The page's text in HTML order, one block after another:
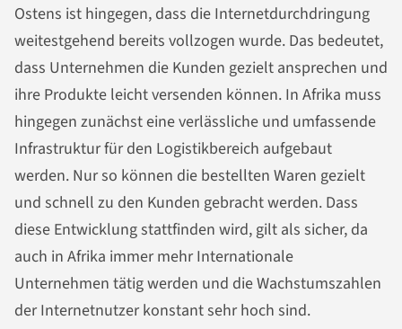
Ostens ist hingegen, dass die Internetdurchdringung
weitestgehend bereits vollzogen wurde. Das bedeutet,
dass Unternehmen die Kunden gezielt ansprechen und
ihre Produkte leicht versenden können. In Afrika muss
hingegen zunächst eine verlässliche und umfassende
Infrastruktur für den Logistikbereich aufgebaut
werden. Nur so können die bestellten Waren gezielt
und schnell zu den Kunden gebracht werden. Dass
diese Entwicklung stattfinden wird, gilt als sicher, da
auch in Afrika immer mehr Internationale
Unternehmen tätig werden und die Wachstumszahlen
der Internetnutzer konstant sehr hoch sind.